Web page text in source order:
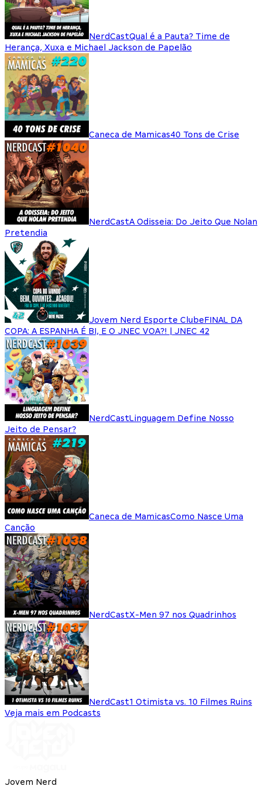
NerdCastQual é a Pauta? Time de
Herança, Xuxa e Michael Jackson de Papelão
Caneca de Mamicas40 Tons de Crise
NerdCastA Odisseia: Do Jeito Que Nolan
Pretendia
Jovem Nerd Esporte ClubeFINAL DA
COPA: A ESPANHA É BI, E O JNEC VOA?! | JNEC 42
NerdCastLinguagem Define Nosso
Jeito de Pensar?
Caneca de MamicasComo Nasce Uma
Canção
NerdCastX-Men 97 nos Quadrinhos
NerdCast1 Otimista vs. 10 Filmes Ruins
Veja mais em Podcasts
Jovem Nerd